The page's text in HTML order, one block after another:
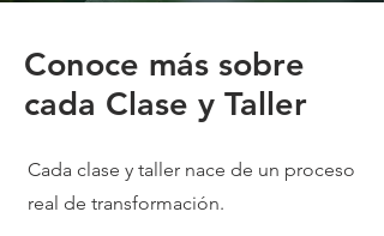
Conoce más sobre
cada Clase y Taller
Cada clase y taller nace de un proceso
real de transformación.